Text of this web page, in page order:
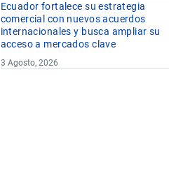
Ecuador fortalece su estrategia
comercial con nuevos acuerdos
internacionales y busca ampliar su
acceso a mercados clave
3 Agosto, 2026